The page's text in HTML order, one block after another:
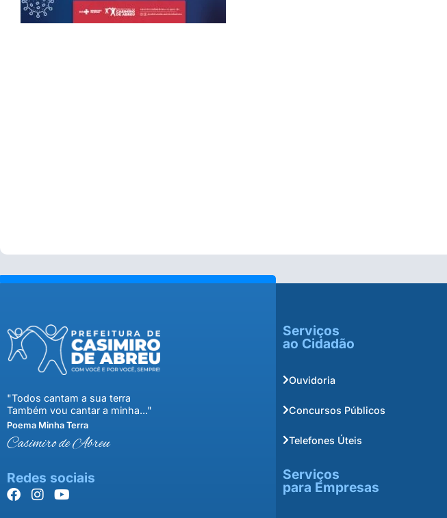
"Todos cantam a sua terra
Também vou cantar a minha..."
Poema Minha Terra
Casimiro de Abreu
Redes sociais
Serviços
ao Cidadão
Ouvidoria
Concursos Públicos
Telefones Úteis
Serviços
para Empresas